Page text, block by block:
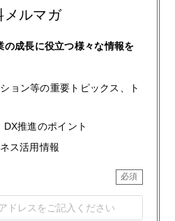
メルマガ
の成長に役立つ様々な情報を
ョン等の重要トピックス、ト
推進のポイント
ス活用情報